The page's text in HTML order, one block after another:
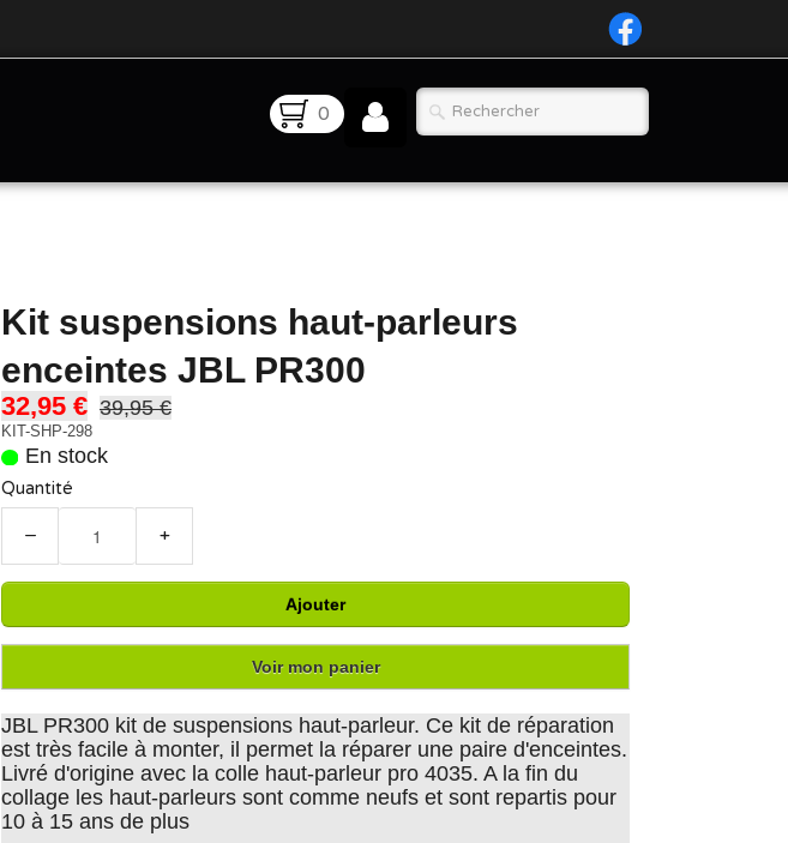
0
Kit suspensions haut-parleurs
enceintes JBL PR300
32,95 € 39,95 €
KIT-SHP-298
En stock
Quantité
− +
Ajouter
Voir mon panier
JBL PR300 kit de suspensions haut-parleur. Ce kit de réparation
est très facile à monter, il permet la réparer une paire d'enceintes.
Livré d'origine avec la colle haut-parleur pro 4035. A la fin du
collage les haut-parleurs sont comme neufs et sont repartis pour
10 à 15 ans de plus